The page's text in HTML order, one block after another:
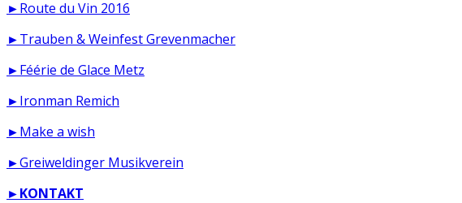
►Route du Vin 2016
►Trauben & Weinfest Grevenmacher
►Féérie de Glace Metz
►Ironman Remich
►Make a wish
►Greiweldinger Musikverein
►KONTAKT